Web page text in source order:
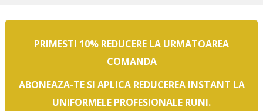
PRIMESTI 10% REDUCERE LA URMATOAREA
COMANDA
ABONEAZA-TE SI APLICA REDUCEREA INSTANT LA
UNIFORMELE PROFESIONALE RUNI.